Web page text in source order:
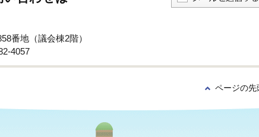
番地（議会棟2階）
4057
ページの先